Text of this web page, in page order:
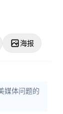
海报
媒体问题的